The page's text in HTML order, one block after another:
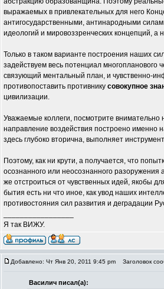
выражаемых в привлекательных для него
антигосударственными, антинародными
идеологий и мировоззренческих концепций, а
Только в таком варианте построения наших
задействуем весь потенциал многопланового
связующий ментальный план, и чувственно-
противопоставить противнику совокупное
цивилизации.
Уважаемые коллеги, посмотрите внимательно
направление воздействия построено именно
здесь глубоко вторична, выполняет
Поэтому, как ни крути, а получается, что
осознанного или неосознанного
же отстроиться от чувственных идей, якобы
бытия есть ни что иное, как увод наших
противостояния сил развития и деградации
Я так ВИЖУ.
Добавлено: Чт Янв 20, 2011 9:45 pm Заголовок
Василич писал(а):